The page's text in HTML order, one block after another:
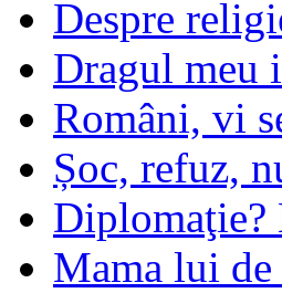
Despre
Dragul meu
Români, vi
Șoc, refuz,
Diplomaţie?
Mama lui de